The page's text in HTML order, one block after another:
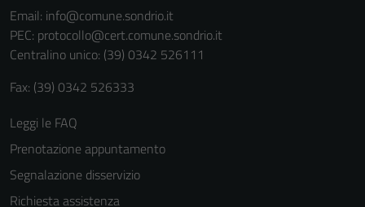
Email: info@comune.sondrio.it
PEC: protocollo@cert.comune.sondrio.it
Centralino unico: (39) 0342 526111
Fax: (39) 0342 526333
Leggi le FAQ
Prenotazione appuntamento
Segnalazione disservizio
Richiesta assistenza